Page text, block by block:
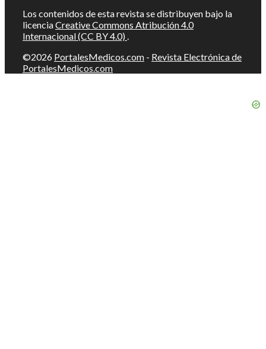
Los contenidos de esta revista se distribuyen bajo la
licenciaCreative Commons Atribución 4.0
Internacional (CC BY 4.0) .
©2026 PortalesMedicos.com - Revista Electrónica de
PortalesMedicos.com